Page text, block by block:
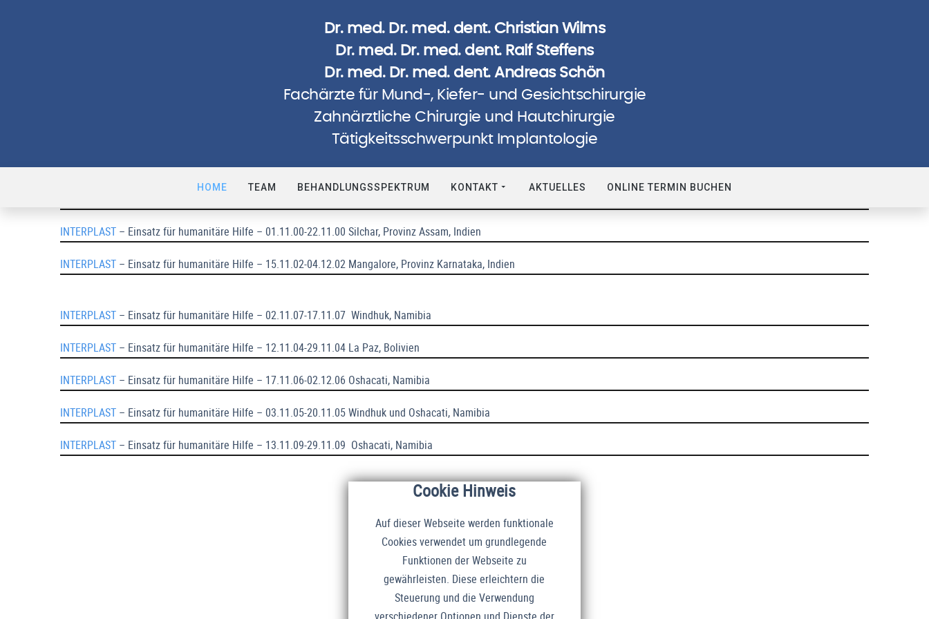
Dr. med. Dr. med. dent. Christian Wilms
Dr. med. Dr. med. dent. Ralf Steffens
Dr. med. Dr. med. dent. Andreas Schön
Fachärzte für Mund-, Kiefer- und Gesichtschirurgie
Zahnärztliche Chirurgie und Hautchirurgie
Tätigkeitsschwerpunkt Implantologie
HOME TEAM BEHANDLUNGSSPEKTRUM KONTAKT AKTUELLES ONLINE TERMIN BUCHEN
Humanitäre Einsätze
INTERPLAST– Einsatz für humanitäre Hilfe – 29.11.96 - 14.12.96 Hambantota, Sri Lanka
INTERPLAST – Einsatz für humanitäre Hilfe – 01.11.00-22.11.00 Silchar, Provinz Assam, Indien
INTERPLAST – Einsatz für humanitäre Hilfe – 15.11.02-04.12.02 Mangalore, Provinz Karnataka, Indien
INTERPLAST – Einsatz für humanitäre Hilfe – 02.11.07-17.11.07 Windhuk, Namibia
INTERPLAST – Einsatz für humanitäre Hilfe – 12.11.04-29.11.04 La Paz, Bolivien
INTERPLAST – Einsatz für humanitäre Hilfe – 17.11.06-02.12.06 Oshacati, Namibia
INTERPLAST – Einsatz für humanitäre Hilfe – 03.11.05-20.11.05 Windhuk und Oshacati, Namibia
INTERPLAST – Einsatz für humanitäre Hilfe – 13.11.09-29.11.09 Oshacati, Namibia
Cookie Hinweis
Auf dieser Webseite werden funktionale
Cookies verwendet um grundlegende
Funktionen der Webseite zu
gewährleisten. Diese erleichtern die
Steuerung und die Verwendung